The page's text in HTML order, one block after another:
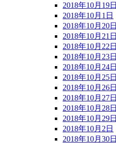
2018年10月19日
2018年10月1日
2018年10月20日
2018年10月21日
2018年10月22日
2018年10月23日
2018年10月24日
2018年10月25日
2018年10月26日
2018年10月27日
2018年10月28日
2018年10月29日
2018年10月2日
2018年10月30日